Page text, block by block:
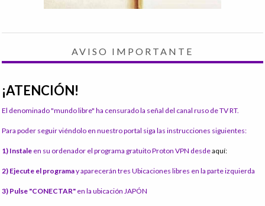
AVISO IMPORTANTE
¡ATENCIÓN!
El denominado "mundo libre" ha censurado la señal del canal ruso de TV RT.
Para poder seguir viéndolo en nuestro portal siga las instrucciones siguientes:
1) Instale en su ordenador el programa gratuito Proton VPN desdeaquí:
2) Ejecute el programay aparecerán tres Ubicaciones libres en la parte izquierda
3) Pulse "CONECTAR" en la ubicación JAPÓN